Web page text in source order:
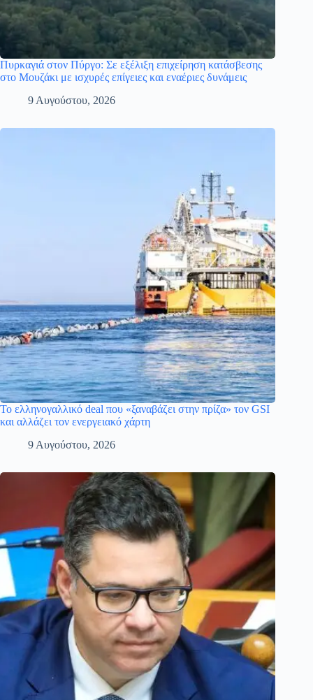
Πυρκαγιά στον Πύργο: Σε εξέλιξη επιχείρηση κατάσβεσης
στο Μουζάκι με ισχυρές επίγειες και εναέριες δυνάμεις
9 Αυγούστου, 2026
Το ελληνογαλλικό deal που «ξαναβάζει στην πρίζα» τον GSI
και αλλάζει τον ενεργειακό χάρτη
9 Αυγούστου, 2026